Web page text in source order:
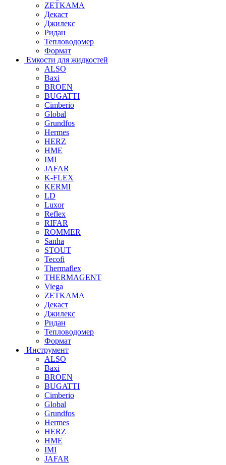
ZETKAMA
Декаст
Джилекс
Ридан
Тепловодомер
Формат
Емкости для жидкостей
ALSO
Baxi
BROEN
BUGATTI
Cimberio
Global
Grundfos
Hermes
HERZ
HME
IMI
JAFAR
K-FLEX
KERMI
LD
Luxor
Reflex
RIFAR
ROMMER
Sanha
STOUT
Tecofi
Thermaflex
THERMAGENT
Viega
ZETKAMA
Декаст
Джилекс
Ридан
Тепловодомер
Формат
Инструмент
ALSO
Baxi
BROEN
BUGATTI
Cimberio
Global
Grundfos
Hermes
HERZ
HME
IMI
JAFAR